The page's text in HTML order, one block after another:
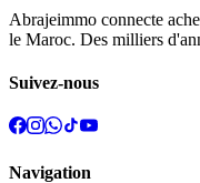
Abrajeimmo connecte
le Maroc. Des milliers
Suivez-nous
Navigation